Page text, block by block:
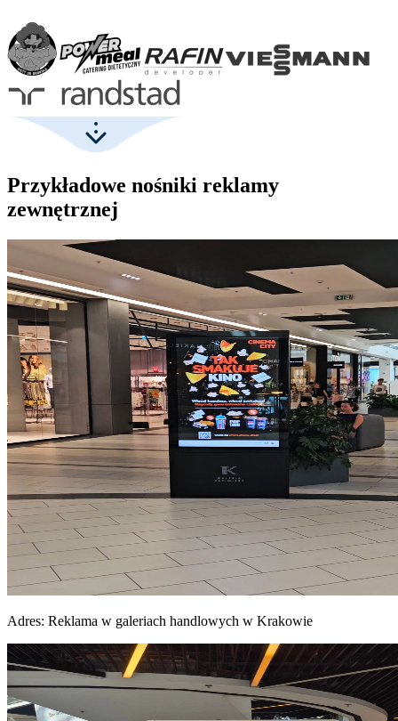
Przykładowe nośniki reklamy
zewnętrznej
Adres: Reklama w galeriach handlowych w Krakowie